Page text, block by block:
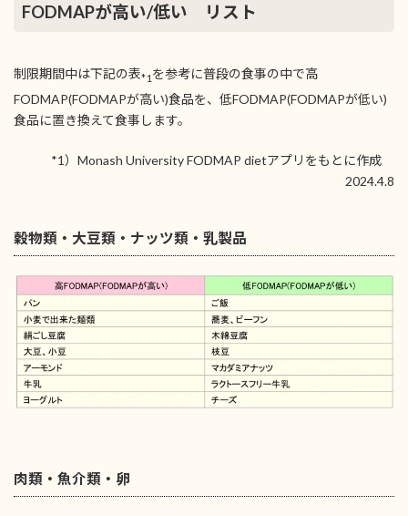
FODMAPが高い/低い リスト
制限期間中は下記の表*1 を参考に普段の食事の中で高
FODMAP(FODMAPが高い)食品を、低FODMAP(FODMAPが低い)
食品に置き換えて食事します。
*1）Monash University FODMAP dietアプリをもとに作成
2024.4.8
穀物類・大豆類・ナッツ類・乳製品
肉類・魚介類・卵